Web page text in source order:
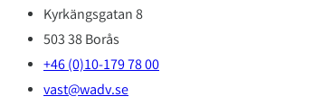
Kyrkängsgatan 8
503 38 Borås
+46 (0)10-179 78 00
vast@wadv.se